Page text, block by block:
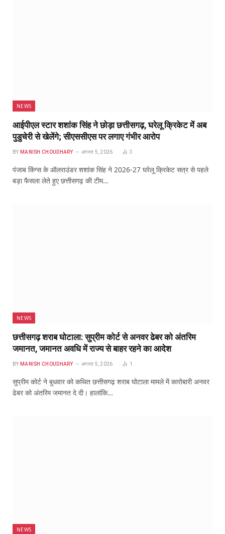
NEWS
आईपीएल स्टार शशांक सिंह ने छोड़ा छत्तीसगढ़, घरेलू क्रिकेट में अब
पुडुचेरी से खेलेंगे; सीएससीएस पर लगाए गंभीर आरोप
BY MANISH CHOUDHARY अगस्त 5, 2026 3
पंजाब किंग्स के ऑलराउंडर शशांक सिंह ने 2026-27 घरेलू क्रिकेट सत्र से पहले
बड़ा फैसला लेते हुए छत्तीसगढ़ की टीम…
NEWS
छत्तीसगढ़ शराब घोटाला: सुप्रीम कोर्ट से अनवर ढेबर को अंतरिम
जमानत, जमानत अवधि में राज्य से बाहर रहने का आदेश
BY MANISH CHOUDHARY अगस्त 5, 2026 1
सुप्रीम कोर्ट ने बुधवार को कथित छत्तीसगढ़ शराब घोटाला मामले में कारोबारी अनवर
ढेबर को अंतरिम जमानत दे दी। हालांकि…
NEWS